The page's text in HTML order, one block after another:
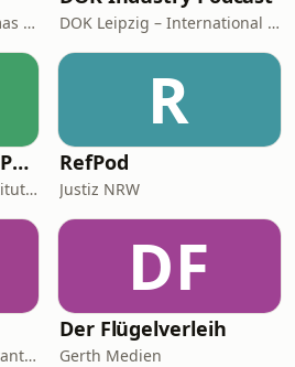
Florian Arnold und Thomas Arnold DOK Leipzig – International Leipzig Festival for Documentary and Animated Film
Alles ist Film – Der Podcast des DFF
DFF – Deutsches Filminstitut & Filmmuseum
R
RefPod
Justiz NRW
Heide Schwochow, Constantin Lieb
DF
Der Flügelverleih
Gerth Medien